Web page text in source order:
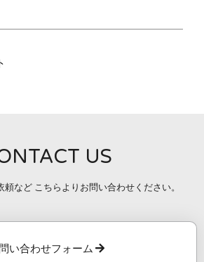
US
頼など こちらよりお問い合わせください。
い合わせフォーム